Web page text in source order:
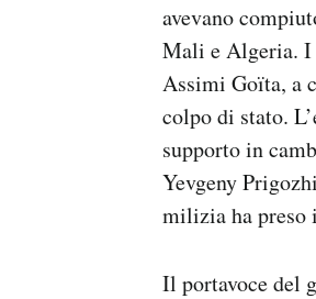
avevano
Mali e Algeria. I
Assimi Goïta, a
colpo di stato.
supporto in
Yevgeny
milizia ha preso
Il portavoce del